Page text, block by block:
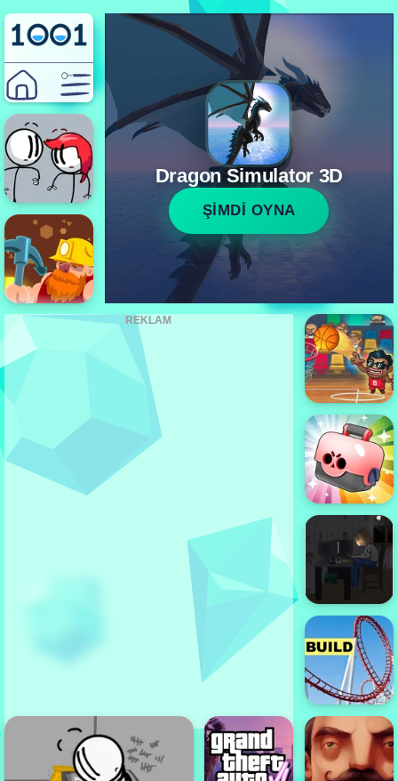
Dragon Simulator 3D
ŞİMDİ OYNA
REKLAM